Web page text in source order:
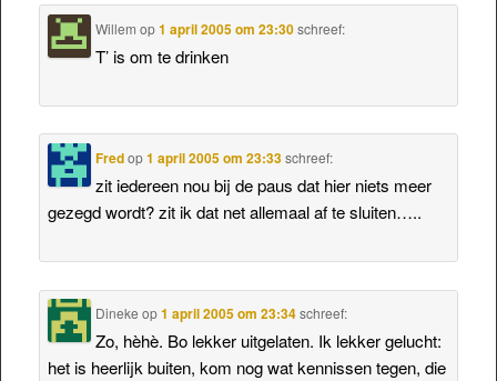
Willem op1 april 2005 om 23:30 schreef:
T’ is om te drinken
Fredop1 april 2005 om 23:33 schreef:
zit iedereen nou bij de paus dat hier niets meer
gezegd wordt? zit ik dat net allemaal af te sluiten…..
Dineke op1 april 2005 om 23:34 schreef:
Zo, hèhè. Bo lekker uitgelaten. Ik lekker gelucht:
het is heerlijk buiten, kom nog wat kennissen tegen, die